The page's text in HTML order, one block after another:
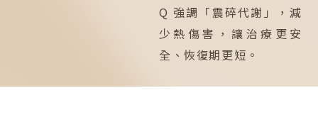
Q 強調「震碎代謝」，減
少熱傷害，讓治療更安
全、恢復期更短。